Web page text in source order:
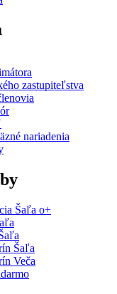
zastupiteľstva
nariadenia
Šaľa o+
Šaľa
Veča